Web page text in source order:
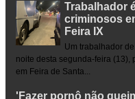
Trabalhador
criminosos
Feira IX
Um trabalhador
noite desta segunda-feira (13),
em Feira de Santa...
'Fazer pornô não